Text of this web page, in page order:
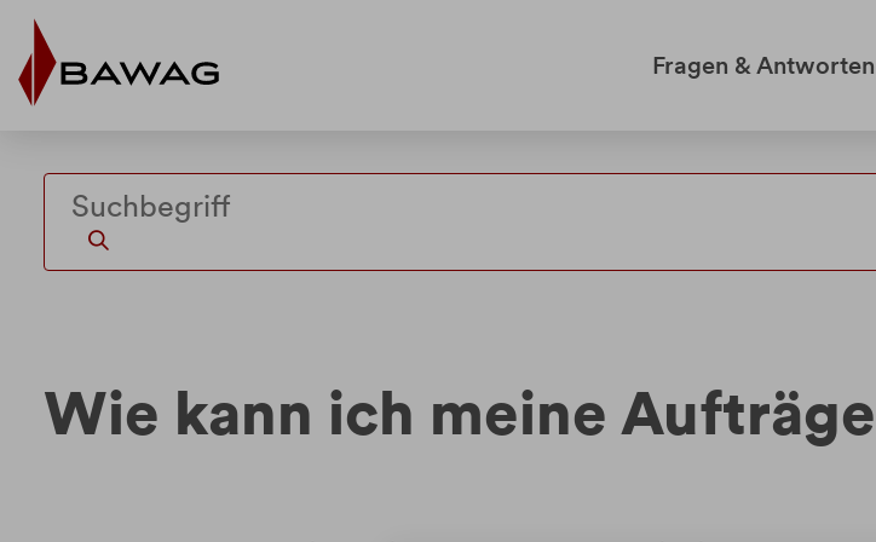
Weiter
zum
Inhalt
Weiter
zur
Fußzeile
Fragen & Antworten
Wie kann ich meine